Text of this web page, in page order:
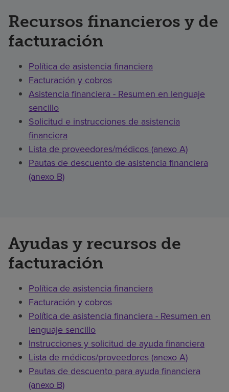
Recursos financieros y de
facturación
Política de asistencia financiera
Facturación y cobros
Asistencia financiera - Resumen en lenguaje
sencillo
Solicitud e instrucciones de asistencia
financiera
Lista de proveedores/médicos (anexo A)
Pautas de descuento de asistencia financiera
(anexo B)
Ayudas y recursos de
facturación
Política de asistencia financiera
Facturación y cobros
Política de asistencia financiera - Resumen en
lenguaje sencillo
Instrucciones y solicitud de ayuda financiera
Lista de médicos/proveedores (anexo A)
Pautas de descuento para ayuda financiera
(anexo B)